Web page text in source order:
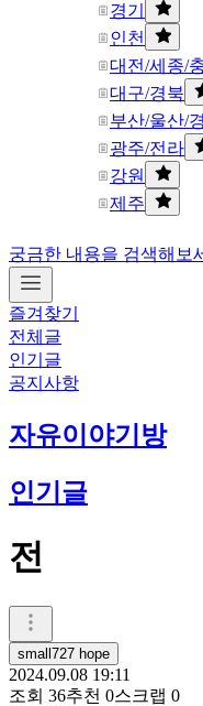
경기
인천
대전/세종/
대구/경북
부산/울산/
광주/전라
강원
제주
궁금한 내용을 검색해보
즐겨찾기
전체글
인기글
공지사항
자유이야기방
인기글
전
small727 hope
2024.09.08 19:11
조회 36추천 0스크랩 0